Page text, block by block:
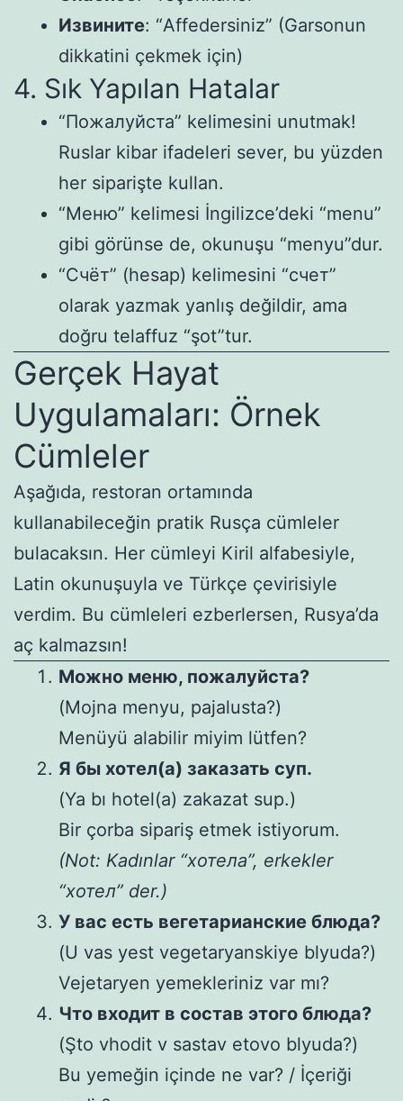
Извините: “Affedersiniz” (Garsonun
dikkatini çekmek için)
4. Sık Yapılan Hatalar
“Пожалуйста” kelimesini unutmak!
Ruslar kibar ifadeleri sever, bu yüzden
her siparişte kullan.
“Меню” kelimesi İngilizce’deki “menu”
gibi görünse de, okunuşu “menyu”dur.
“Счёт” (hesap) kelimesini “счет”
olarak yazmak yanlış değildir, ama
doğru telaffuz “şot”tur.
Gerçek Hayat
Uygulamaları: Örnek
Cümleler
Aşağıda, restoran ortamında
kullanabileceğin pratik Rusça cümleler
bulacaksın. Her cümleyi Kiril alfabesiyle,
Latin okunuşuyla ve Türkçe çevirisiyle
verdim. Bu cümleleri ezberlersen, Rusya’da
aç kalmazsın!
Можно меню, пожалуйста?
(Mojna menyu, pajalusta?)
Menüyü alabilir miyim lütfen?
Я бы хотел(а) заказать суп.
(Ya bı hotel(a) zakazat sup.)
Bir çorba sipariş etmek istiyorum.
(Not: Kadınlar “хотела”, erkekler
“хотел” der.)
У вас есть вегетарианские блюда?
(U vas yest vegetaryanskiye blyuda?)
Vejetaryen yemekleriniz var mı?
Что входит в состав этого блюда?
(Şto vhodit v sastav etovo blyuda?)
Bu yemeğin içinde ne var? / İçeriği